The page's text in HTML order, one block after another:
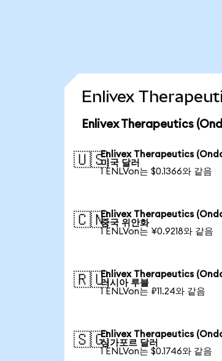
Enlivex
Enlivex Therapeutics
🇺🇸Enlivex Therapeutics
미국 달러
1 ENLVon는 $0.1366와 같음
🇨🇳Enlivex Therapeutics
중국 위안화
1 ENLVon는 ¥0.9218와 같음
🇷🇺Enlivex Therapeutics
러시아 루블
1 ENLVon는 ₽11.24와 같음
🇸🇬Enlivex Therapeutics
싱가포르 달러
1 ENLVon는 $0.1746와 같음